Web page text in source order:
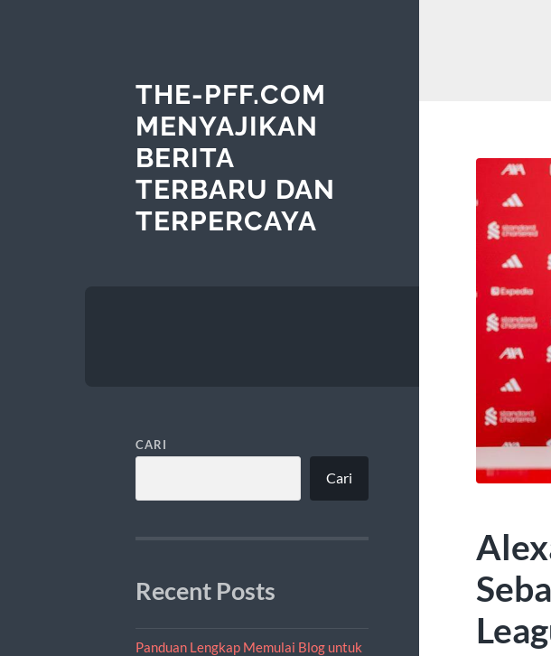
THE-PFF.COM
MENYAJIKAN
BERITA
TERBARU DAN
TERPERCAYA
CARI
Cari
Recent Posts
Panduan Lengkap Memulai Blog untuk